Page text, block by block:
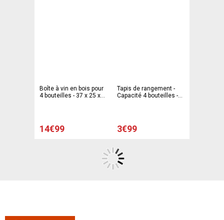
Boîte à vin en bois pour
4 bouteilles - 37 x 25 x
14€99
Tapis de rangement -
Capacité 4 bouteilles -
3€99